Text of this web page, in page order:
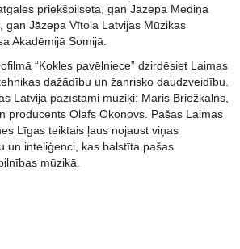
priekšpilsētā, gan Jāzepa Mediņa
gan Jāzepa Vītola Latvijas Mūzikas
Akadēmijā Somijā.
“Kokles pavēlniece” dzirdēsiet Laimas
dažādību un žanrisko daudzveidību.
Latvijā pazīstami mūziķi: Māris Briežkalns,
producents Olafs Okonovs. Pašas Laimas
Līgas teiktais ļaus nojaust viņas
un inteliģenci, kas balstīta pašas
mūzikā.